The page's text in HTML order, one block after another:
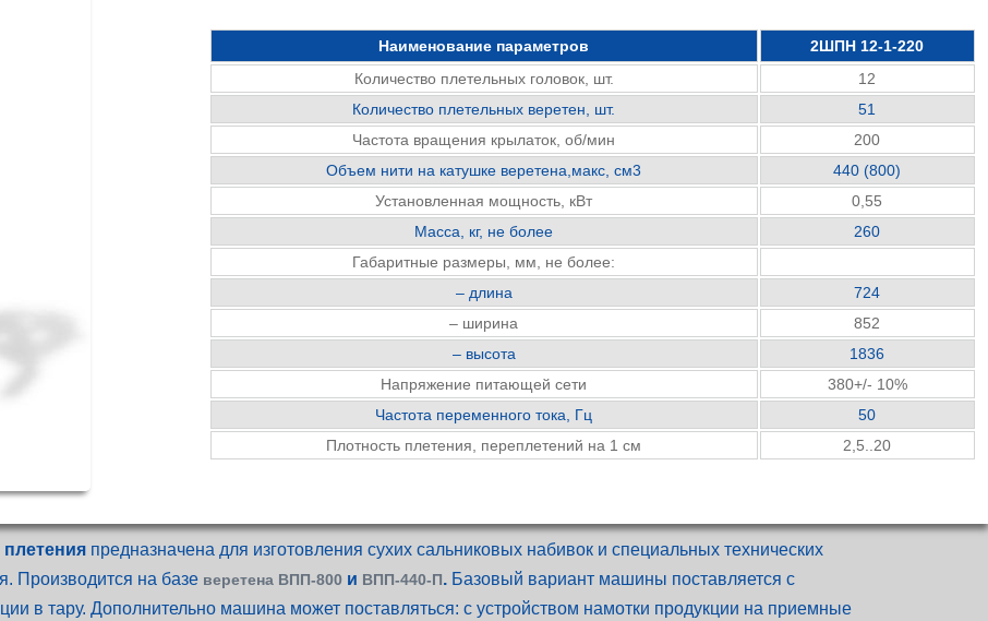
Наименование параметров
2ШПН 12-1-220
Количество плетельных головок, шт.
12
Количество плетельных веретен, шт.
51
Частота вращения крылаток, об/мин
200
Объем нити на катушке веретена,макс, см3
440 (800)
Установленная мощность, кВт
0,55
Масса, кг, не более
260
Габаритные размеры, мм, не более:
– длина
724
– ширина
852
– высота
1836
Напряжение питающей сети
380+/- 10%
Частота переменного тока, Гц
50
Плотность плетения, переплетений на 1 см
2,5..20
предназначена для изготовления сухих сальниковых набивок и специальных технических
Производится на базе веретена ВПП-800 и ВПП-440-П. Базовый вариант машины поставляется с
в тару​. Дополнительно машина может поставляться: с устройством намотки продукции на приемные